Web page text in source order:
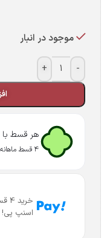
موجود در انبار
-
+
هر قسط با
۴ قسط ماهانه. بدون سود، چک و ضامن.
اسنپ پی!